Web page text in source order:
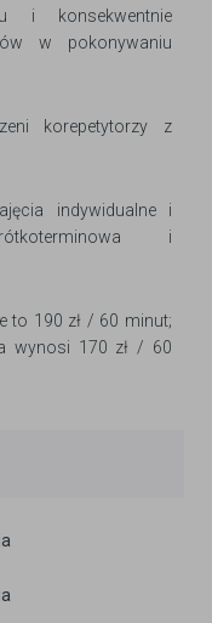
i konsekwentnie
w pokonywaniu
korepetytorzy z
indywidualne i
i
to 190 zł / 60 minut;
wynosi 170 zł / 60